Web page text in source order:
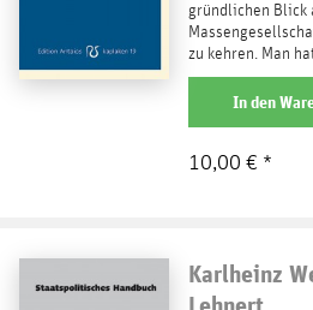
gründlichen Blick
zu kehren. Man
Leben der
weiterlesen
In den
10,00 € *
Karlheinz